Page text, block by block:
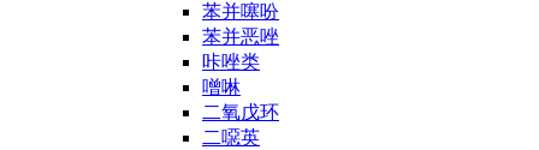
苯并噻吩
苯并恶唑
咔唑类
噌啉
二氧戊环
二噁英